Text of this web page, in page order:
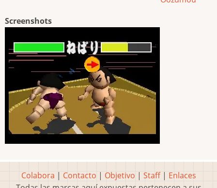
Screenshots
Colabora | Contacto | Objetivo | Staff| Enlaces